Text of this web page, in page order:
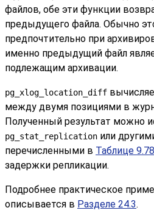
файлов, обе эти функции
предыдущего файла. Обычно
предпочтительно при
именно предыдущий файл
подлежащим архивации.
pg_xlog_location_diff
между двумя позициями в
Полученный результат можно
pg_stat_replication или
перечисленными в Таблице 9.78
задержки репликации.
Подробнее практическое
описывается в Разделе 24.3.